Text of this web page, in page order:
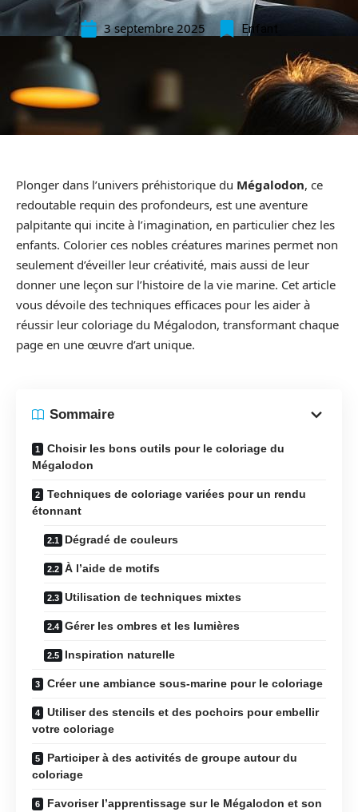
3 septembre 2025 Enfant
Plonger dans l’univers préhistorique du Mégalodon, ce
redoutable requin des profondeurs, est une aventure
palpitante qui incite à l’imagination, en particulier chez les
enfants. Colorier ces nobles créatures marines permet non
seulement d’éveiller leur créativité, mais aussi de leur
donner une leçon sur l’histoire de la vie marine. Cet article
vous dévoile des techniques efficaces pour les aider à
réussir leur coloriage du Mégalodon, transformant chaque
page en une œuvre d’art unique.
Sommaire
Choisir les bons outils pour le coloriage du
Mégalodon
Techniques de coloriage variées pour un rendu
étonnant
Dégradé de couleurs
À l’aide de motifs
Utilisation de techniques mixtes
Gérer les ombres et les lumières
Inspiration naturelle
Créer une ambiance sous-marine pour le coloriage
Utiliser des stencils et des pochoirs pour embellir
votre coloriage
Participer à des activités de groupe autour du
coloriage
Favoriser l’apprentissage sur le Mégalodon et son